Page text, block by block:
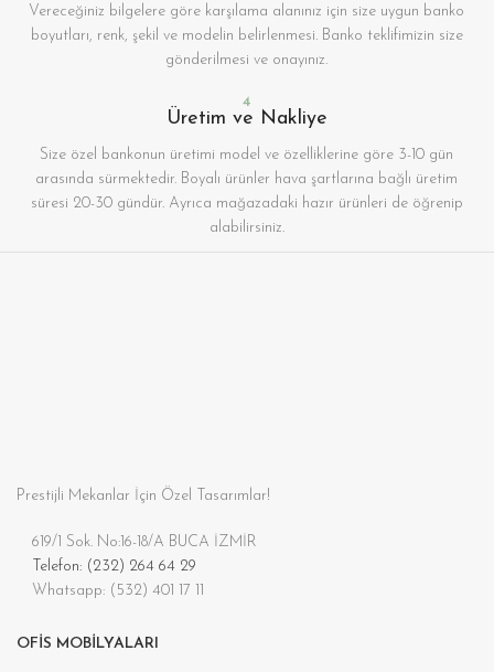
Vereceğiniz bilgelere göre karşılama alanınız için size uygun banko
boyutları, renk, şekil ve modelin belirlenmesi. Banko teklifimizin size
gönderilmesi ve onayınız.
4
Üretim ve Nakliye
Size özel bankonun üretimi model ve özelliklerine göre 3-10 gün
arasında sürmektedir. Boyalı ürünler hava şartlarına bağlı üretim
süresi 20-30 gündür. Ayrıca mağazadaki hazır ürünleri de öğrenip
alabilirsiniz.
Prestijli Mekanlar İçin Özel Tasarımlar!
619/1 Sok. No:16-18/A BUCA İZMİR
Telefon: (232) 264 64 29
Whatsapp: (532) 401 17 11
OFIS MOBILYALARI